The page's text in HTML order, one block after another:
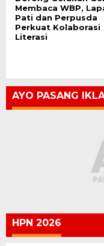
Membaca WBP,
Pati dan Perpusda
Perkuat Kolaborasi
Literasi
AYO PASANG
HPN 2026